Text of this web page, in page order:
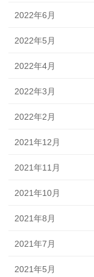
2022年6月
2022年5月
2022年4月
2022年3月
2022年2月
2021年12月
2021年11月
2021年10月
2021年8月
2021年7月
2021年5月